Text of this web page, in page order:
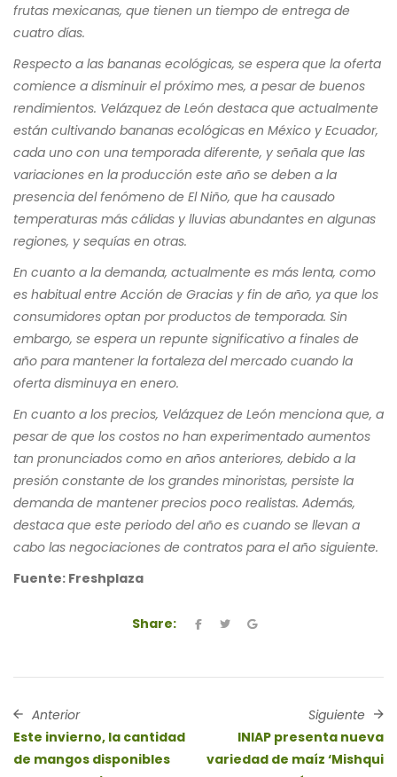
frutas mexicanas, que tienen un tiempo de entrega de
cuatro días.
Respecto a las bananas ecológicas, se espera que la oferta
comience a disminuir el próximo mes, a pesar de buenos
rendimientos. Velázquez de León destaca que actualmente
están cultivando bananas ecológicas en México y Ecuador,
cada uno con una temporada diferente, y señala que las
variaciones en la producción este año se deben a la
presencia del fenómeno de El Niño, que ha causado
temperaturas más cálidas y lluvias abundantes en algunas
regiones, y sequías en otras.
En cuanto a la demanda, actualmente es más lenta, como
es habitual entre Acción de Gracias y fin de año, ya que los
consumidores optan por productos de temporada. Sin
embargo, se espera un repunte significativo a finales de
año para mantener la fortaleza del mercado cuando la
oferta disminuya en enero.
En cuanto a los precios, Velázquez de León menciona que, a
pesar de que los costos no han experimentado aumentos
tan pronunciados como en años anteriores, debido a la
presión constante de los grandes minoristas, persiste la
demanda de mantener precios poco realistas. Además,
destaca que este periodo del año es cuando se llevan a
cabo las negociaciones de contratos para el año siguiente.
Fuente: Freshplaza
Share:
Anterior
Este invierno, la cantidad
de mangos disponibles
Siguiente
INIAP presenta nueva
variedad de maíz ‘Mishqui